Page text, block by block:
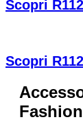
Scopri
Scopri
Fashion